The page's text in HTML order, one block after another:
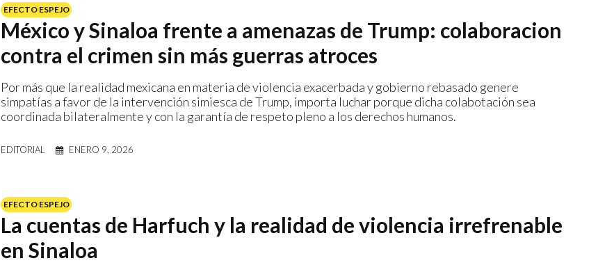
EFECTO ESPEJO
México y Sinaloa frente a amenazas de Trump: colaboracion
contra el crimen sin más guerras atroces
Por más que la realidad mexicana en materia de violencia exacerbada y gobierno rebasado genere
simpatías a favor de la intervención simiesca de Trump, importa luchar porque dicha colabotación sea
coordinada bilateralmente y con la garantía de respeto pleno a los derechos humanos.
EDITORIAL ENERO 9, 2026
EFECTO ESPEJO
La cuentas de Harfuch y la realidad de violencia irrefrenable
en Sinaloa